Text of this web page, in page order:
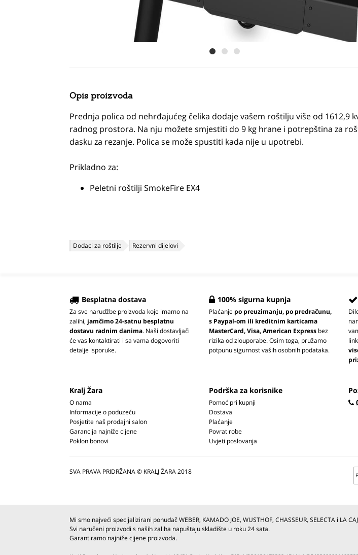
Opis proizvoda
Prednja polica od nehrđajućeg čelika dodaje vašem roštilju više od 1612,9
radnog prostora. Na nju možete smjestiti do 9 kg hrane i potrepština za
dasku za rezanje. Polica se može spustiti kada nije u upotrebi.
Prikladno za:
Peletni roštilji SmokeFire EX4
Dodaci za roštilje Rezervni dijelovi
Besplatna dostava
Za sve narudžbe proizvoda koje imamo na
zalihi, jamčimo 24-satnu besplatnu
dostavu radnim danima. Naši dostavljači
će vas kontaktirati i sa vama dogovoriti
detalje isporuke.
100% sigurna kupnja
Plaćanje po preuzimanju, po predračunu,
s Paypal-om ili kreditnim karticama
MasterCard, Visa, American Express bez
rizika od zlouporabe. Osim toga, pružamo
potpunu sigurnost vaših osobnih podataka.
Kralj Žara
O nama
Informacije o poduzeću
Posjetite naš prodajni salon
Garancija najniže cijene
Poklon bonovi
Podrška za korisnike
Pomoć pri kupnji
Dostava
Plaćanje
Povrat robe
Uvjeti poslovanja
SVA PRAVA PRIDRŽANA © KRALJ ŽARA 2018
Mi smo najveći specijalizirani ponuđač WEBER, KAMADO JOE, WUSTHOF, CHASSEUR, SELECTA i LA
Svi naručeni proizvodi s naših zaliha napuštaju skladište u roku 24 sata.
Garantiramo najniže cijene proizvoda.